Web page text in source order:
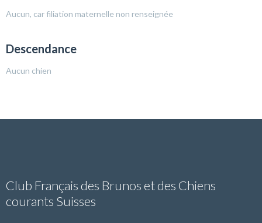
Aucun, car filiation maternelle non renseignée
Descendance
Aucun chien
Club Français des Brunos et des Chiens
courants Suisses